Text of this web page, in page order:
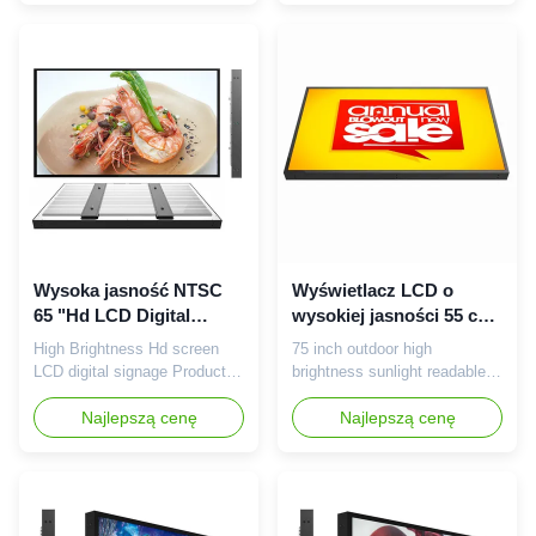
have more advantages about
cost, quality, lead time , could
be 100% supportive ...
full vendor compatibility. 3
With metal structure, with the
use of ...
Wysoka jasność NTSC
65 "Hd LCD Digital
Signage 2000cd / m2
High Brightness Hd screen
LCD digital signage Product
features: 1 Patented structure
design, with excellent heat
dissipation performance and
compatibility, can be full size,
full vendor compatibility. 3
Najlepszą cenę
Wyświetlacz LCD o
wysokiej jasności 55 cali
3840 × 2160
75 inch outdoor high
brightness sunlight readable
TFT LCD panel Tips: Our
company does not sell TVs,
nor does the factory produce
75 inch high brightness LCD
screen specification: Panel
Najlepszą cenę